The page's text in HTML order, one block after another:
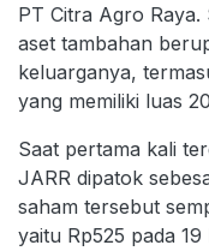
PT Citra Agro
aset tambahan
keluarganya,
yang memiliki luas
Saat pertama kali
JARR dipatok
saham tersebut
yaitu Rp525 pada